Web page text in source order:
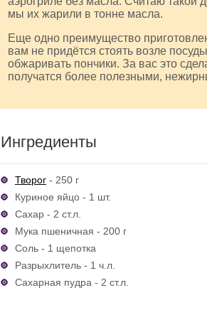
мы их жарили в тонне масла.
Еще одно преимущество
вам не придётся стоять возле
обжаривать пончики. За вас это
получатся более полезными,
Ингредиенты
Творог - 250 г
Куриное яйцо - 1 шт.
Сахар - 2 ст.л.
Мука пшеничная - 200 г
Соль - 1 щепотка
Разрыхлитель - 1 ч.л.
Сахарная пудра - 2 ст.л.